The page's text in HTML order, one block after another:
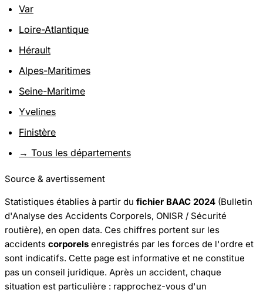
Var
Loire-Atlantique
Hérault
Alpes-Maritimes
Seine-Maritime
Yvelines
Finistère
→ Tous les départements
Source & avertissement
Statistiques établies à partir du fichier BAAC 2024 (Bulletin
d'Analyse des Accidents Corporels, ONISR / Sécurité
routière), en open data. Ces chiffres portent sur les
accidents corporels enregistrés par les forces de l'ordre et
sont indicatifs. Cette page est informative et ne constitue
pas un conseil juridique. Après un accident, chaque
situation est particulière : rapprochez-vous d'un